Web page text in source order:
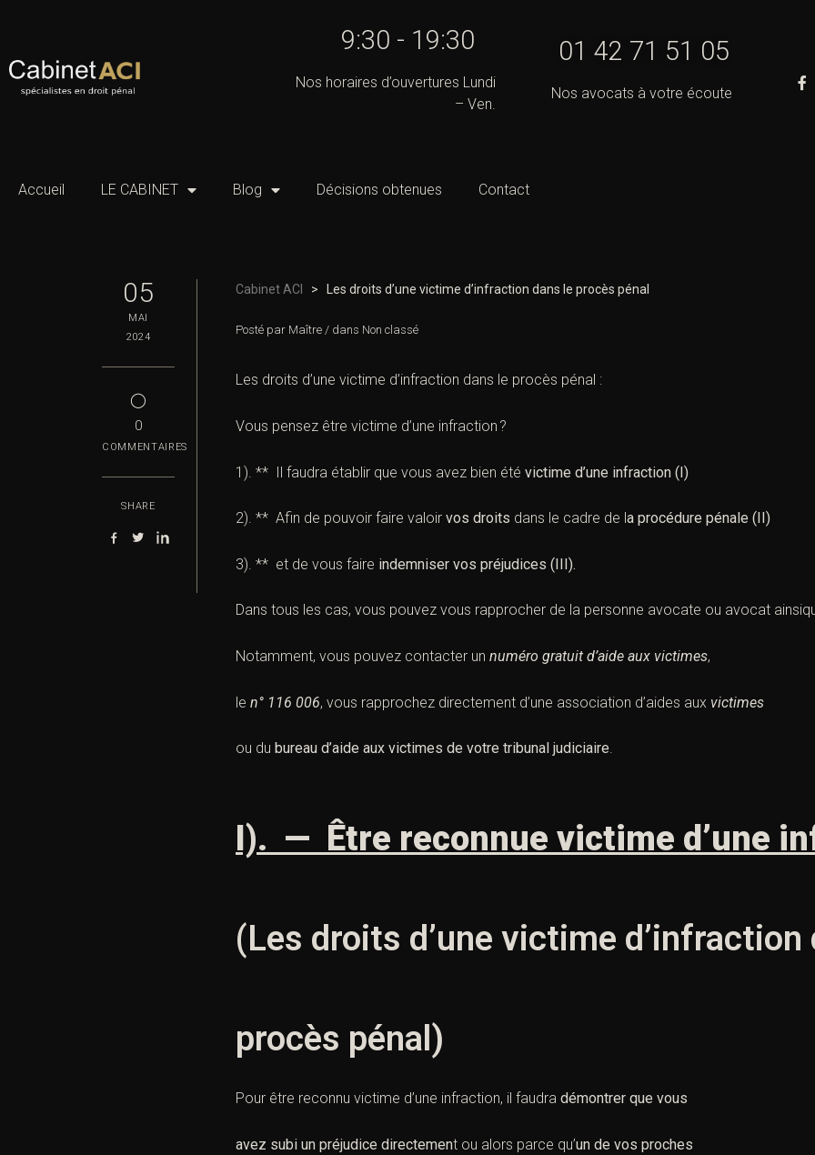
9:30 - 19:30
Nos horaires d’ouvertures Lundi
– Ven.
01 42 71 51 05
Nos avocats à votre écoute
Accueil LE CABINET Blog Décisions obtenues Contact
05
MAI
2024
◯
0
COMMENTAIRES
SHARE
Cabinet ACI > Les droits d’une victime d’infraction dans le procès pénal
Posté par Maître / dans Non classé
Les droits d’une victime d’infraction dans le procès pénal :
Vous pensez être victime d’une infraction ?
1). ** Il faudra établir que vous avez bien été victime d’une infraction (I)
2). ** Afin de pouvoir faire valoir vos droits dans le cadre de l a procédure pénale (II)
3). ** et de vous faire indemniser vos préjudices (III).
Dans tous les cas, vous pouvez vous rapprocher de la personne avocate ou avocat
Notamment, vous pouvez contacter un numéro gratuit d’aide aux victimes,
le n° 116 006, vous rapprochez directement d’une association d’aides aux victimes
ou du bureau d’aide aux victimes de votre tribunal judiciaire.
I). — Être reconnue victime d’une
(Les droits d’une victime d’infraction
procès pénal)
Pour être reconnu victime d’une infraction, il faudra démontrer que vous
avez subi un préjudice directement ou alors parce qu’un de vos proches